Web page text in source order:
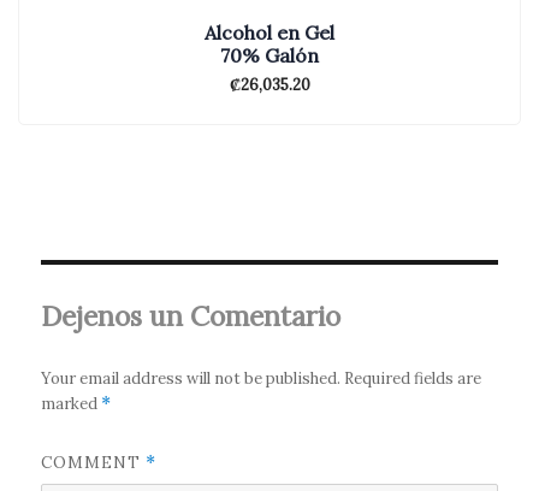
Alcohol en Gel
70% Galón
₡26,035.20
Dejenos un Comentario
Your email address will not be published. Required fields are
marked *
COMMENT *